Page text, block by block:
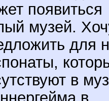
появиться
музей.
для
в
в